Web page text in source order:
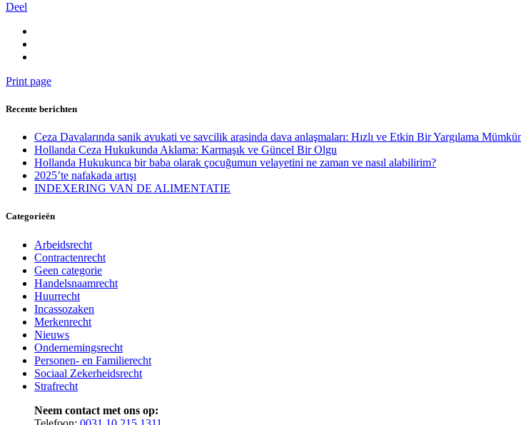
Deel
Print page
Recente berichten
Ceza Davalarında sanik avukati ve savcilik arasinda dava anlaşmaları: Hızlı ve Etkin Bir Yargılama
Hollanda Ceza Hukukunda Aklama: Karmaşık ve Güncel Bir Olgu
Hollanda Hukukunca bir baba olarak çocuğumun velayetini ne zaman ve nasıl alabilirim?
2025’te nafakada artışı
INDEXERING VAN DE ALIMENTATIE
Categorieën
Arbeidsrecht
Contractenrecht
Geen categorie
Handelsnaamrecht
Huurrecht
Incassozaken
Merkenrecht
Nieuws
Ondernemingsrecht
Personen- en Familierecht
Sociaal Zekerheidsrecht
Strafrecht
Neem contact met ons op: